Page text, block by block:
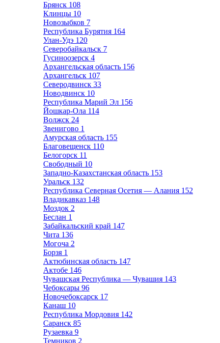
Брянск 108
Клинцы 10
Новозыбков 7
Республика Бурятия 164
Улан-Удэ 120
Северобайкальск 7
Гусиноозерск 4
Архангельская область 156
Архангельск 107
Северодвинск 33
Новодвинск 10
Республика Марий Эл 156
Йошкар-Ола 114
Волжск 24
Звенигово 1
Амурская область 155
Благовещенск 110
Белогорск 11
Свободный 10
Западно-Казахстанская область 153
Уральск 132
Республика Северная Осетия — Алания 152
Владикавказ 148
Моздок 2
Беслан 1
Забайкальский край 147
Чита 136
Могоча 2
Борзя 1
Актюбинская область 147
Актобе 146
Чувашская Республика — Чувашия 143
Чебоксары 96
Новочебоксарск 17
Канаш 10
Республика Мордовия 142
Саранск 85
Рузаевка 9
Темников 2